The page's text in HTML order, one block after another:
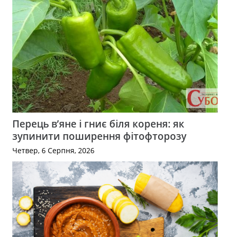
Перець в’яне і гниє біля кореня: як
зупинити поширення фітофторозу
Четвер, 6 Серпня, 2026